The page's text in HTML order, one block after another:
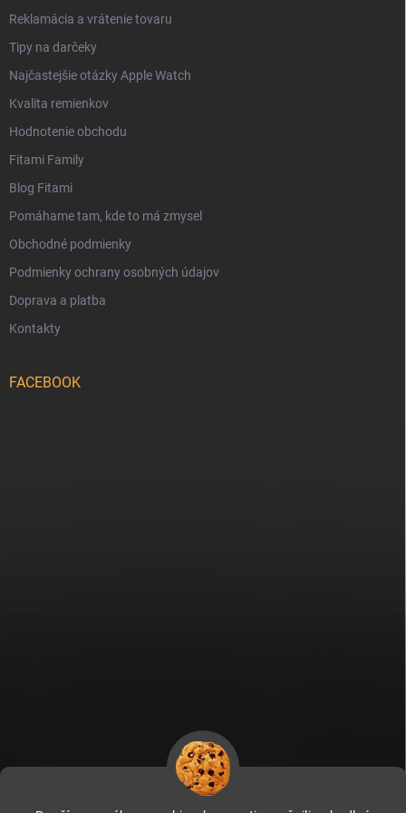
Reklamácia a vrátenie tovaru
Tipy na darčeky
Najčastejšie otázky Apple Watch
Kvalita remienkov
Hodnotenie obchodu
Fitami Family
Blog Fitami
Pomáhame tam, kde to má zmysel
Obchodné podmienky
Podmienky ochrany osobných údajov
Doprava a platba
Kontakty
FACEBOOK